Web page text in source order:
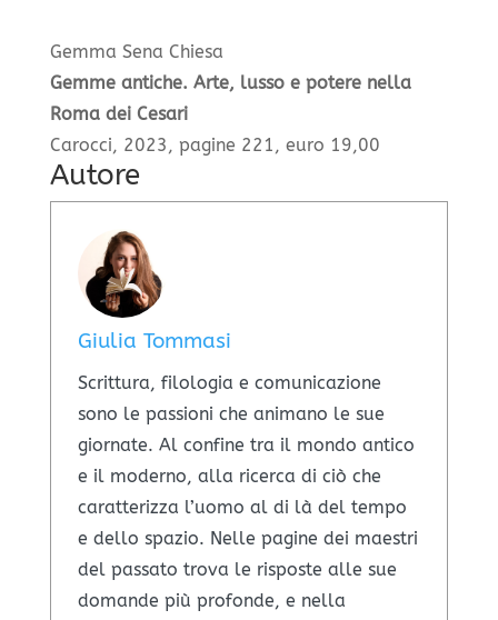
Gemma Sena Chiesa
Gemme antiche. Arte, lusso e potere nella
Roma dei Cesari
Carocci, 2023, pagine 221, euro 19,00
Autore
Giulia Tommasi
Scrittura, filologia e comunicazione
sono le passioni che animano le sue
giornate. Al confine tra il mondo antico
e il moderno, alla ricerca di ciò che
caratterizza l’uomo al di là del tempo
e dello spazio. Nelle pagine dei maestri
del passato trova le risposte alle sue
domande più profonde, e nella